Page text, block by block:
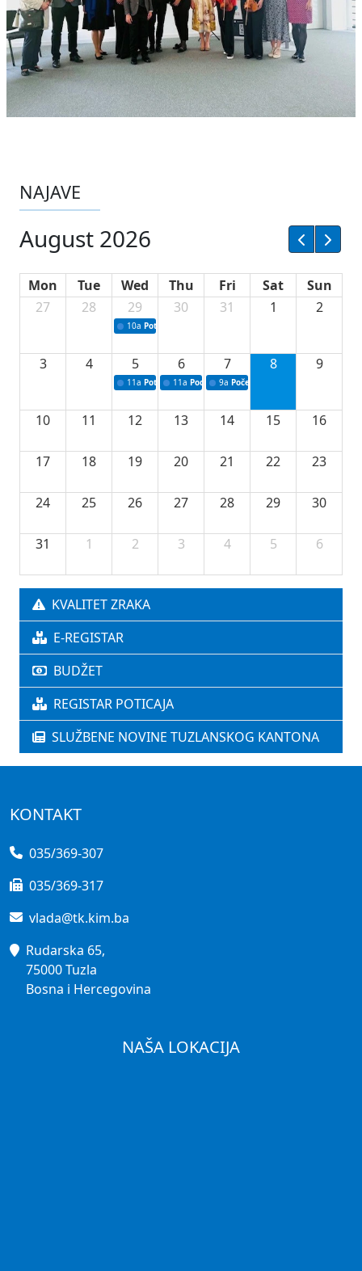
NAJAVE
August 2026
Mon Tue Wed Thu Fri Sat
Sun
27
28 29
10a Potpisivanje ugovora sa neprofitnim
30 31 1 2
3 4 5
11a Potpisivanje ugovora o stipendijama za
6
11a Podrška razvoju vodne infrastrukture u
7
9a Početak izgradnje nove
8 9
10 11 12 13 14 15 16
17 18 19 20 21 22 23
24 25 26 27 28 29 30
31 1 2 3 4 5 6
KVALITET ZRAKA
E-REGISTAR
BUDŽET
REGISTAR POTICAJA
SLUŽBENE NOVINE TUZLANSKOG KANTONA
KONTAKT
035/369-307
035/369-317
vlada@tk.kim.ba
Rudarska 65,
75000 Tuzla
Bosna i Hercegovina
NAŠA LOKACIJA